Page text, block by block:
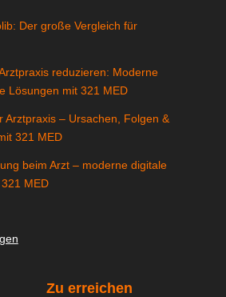
Der große Vergleich für
reduzieren: Moderne
Lösungen mit 321 MED
Arztpraxis – Ursachen, Folgen &
321 MED
beim Arzt – moderne digitale
MED
Zu erreichen